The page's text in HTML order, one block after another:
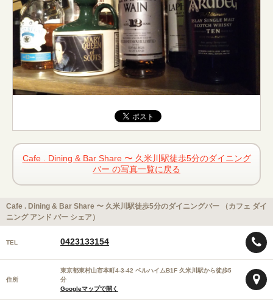
Cafe . Dining & Bar Share 〜 久米川駅徒歩5分のダイニング
バー の写真一覧に戻る
Cafe . Dining & Bar Share 〜 久米川駅徒歩5分のダイニングバー （カフェ ダイ
ニング アンド バー シェア）
TEL 0423133154
住所
東京都東村山市本町4-3-42 ベルハイムB1F 久米川駅から徒歩5
分
Googleマップで開く